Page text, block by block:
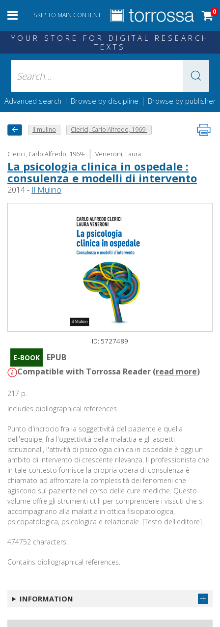
SKIP TO MAIN CONTENT 0
YOUR STORE FOR DIGITAL RESEARCH
TEXTS
Advanced search | Browse by discipline | Browse by publisher
Il mulino Clerici, Carlo Alfredo, 1969-
Clerici, Carlo Alfredo, 1969- | Veneroni, Laura
La psicologia clinica in ospedale :
consulenza e modelli di intervento
2014 - Il Mulino
ID: 5727489
E-BOOK
EPUB
Compatible with Torrossa Reader (read more)
217 p.
Includes bibliographical references.
Punto d'incrocio fra la soggettività del paziente e quella
dell'equipe, fra l'oggettività della malattia e gli aspetti
istituzionali, l'attività di psicologia clinica in ospedale è oggi un
ambito di intervento di crescente rilevanza. Il professionista che
in tale contesto fornisce la propria opera di consulenza è
chiamato ad affrontare la complessità dei fenomeni che
agiscono sul paziente nel corso delle cure mediche. Questo
volume offre gli strumenti utili per comprendere i vissuti che si
accompagnano alla malattia in ottica fisiopatologica,
psicopatologica, psicologica e relazionale. [Testo dell'editore].
474752 characters.
Contains bibliographical references.
INFORMATION